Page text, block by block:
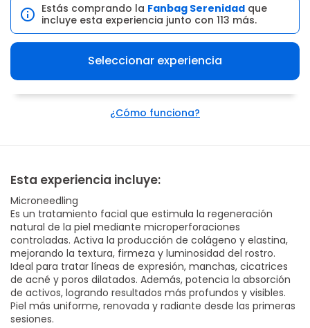
Estás comprando la Fanbag Serenidad que
incluye esta experiencia junto con 113 más.
Seleccionar experiencia
¿Cómo funciona?
Esta experiencia incluye:
Microneedling
Es un tratamiento facial que estimula la regeneración
natural de la piel mediante microperforaciones
controladas. Activa la producción de colágeno y elastina,
mejorando la textura, firmeza y luminosidad del rostro.
Ideal para tratar líneas de expresión, manchas, cicatrices
de acné y poros dilatados. Además, potencia la absorción
de activos, logrando resultados más profundos y visibles.
Piel más uniforme, renovada y radiante desde las primeras
sesiones.